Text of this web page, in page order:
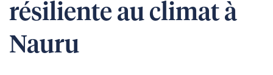
résiliente au climat à
Nauru